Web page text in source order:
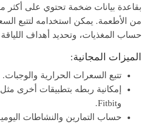
من الأطعمة. يمكن استخدامه لتتبع
حساب المغذيات، وتحديد أهداف اللياقة
الميزات المجانية:
تتبع السعرات الحرارية والوجبات.
وFitbit.
حساب التمارين والنشاطات